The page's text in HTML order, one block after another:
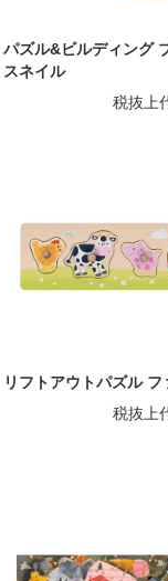
パズル&ビルディング
スネイル
税抜上
リフトアウトパズル フ
税抜上